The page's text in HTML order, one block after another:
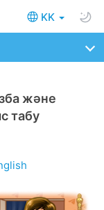
KK
және
табу